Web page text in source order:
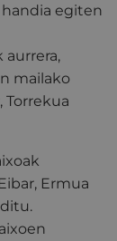
handia egiten
mailako
Torrekua
Ermua